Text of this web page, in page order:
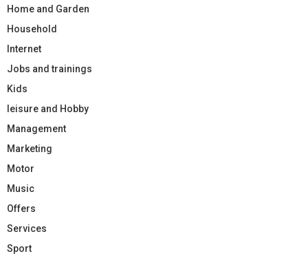
Home and Garden
Household
Internet
Jobs and trainings
Kids
leisure and Hobby
Management
Marketing
Motor
Music
Offers
Services
Sport